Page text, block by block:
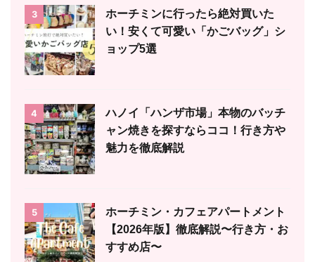
3
ホーチミンに行ったら絶対買いた
い！安くて可愛い「かごバッグ」シ
ョップ5選
4
ハノイ「ハンザ市場」本物のバッチ
ャン焼きを探すならココ！行き方や
魅力を徹底解説
5
ホーチミン・カフェアパートメント
【2026年版】徹底解説〜行き方・お
すすめ店〜